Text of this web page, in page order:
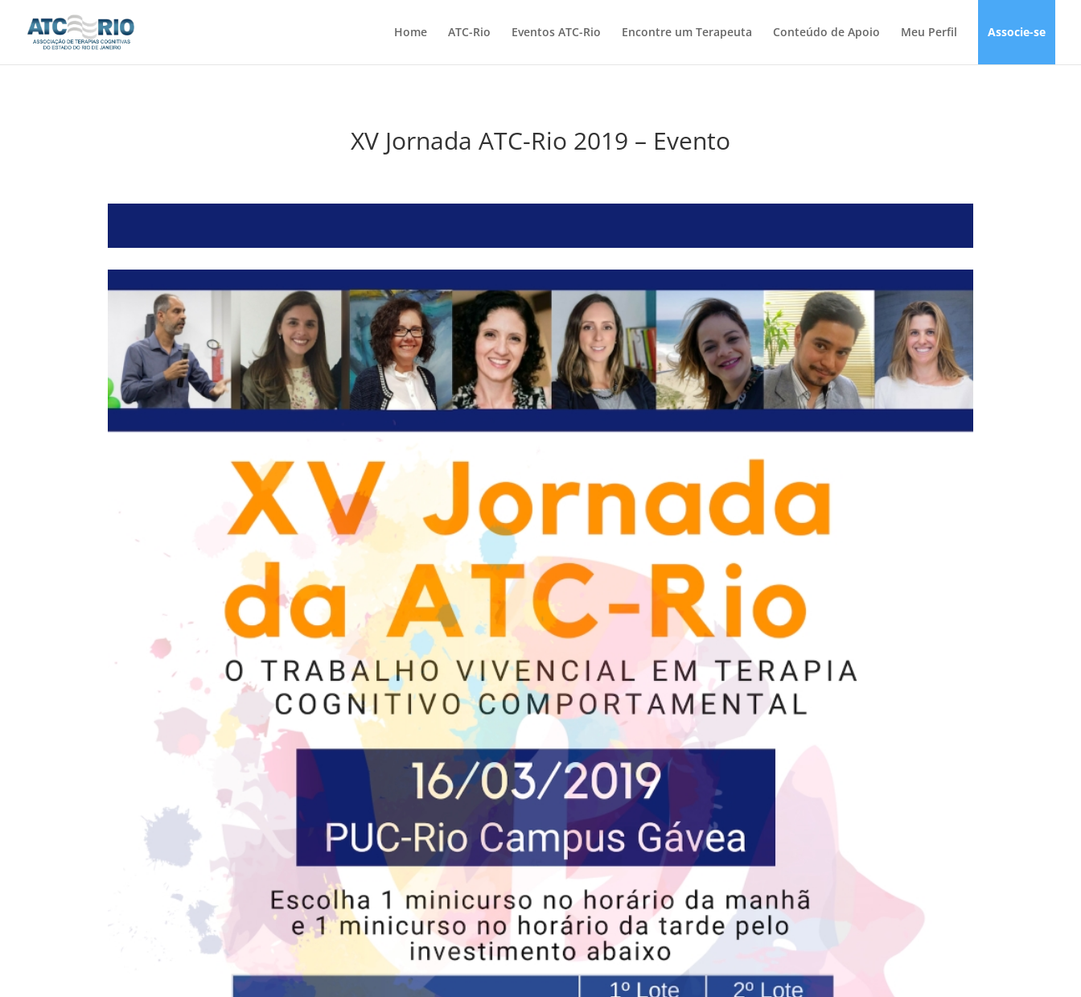
Home ATC-Rio Eventos ATC-Rio Encontre um Terapeuta Conteúdo de Apoio Meu Perfil Associe-se
XV Jornada ATC-Rio 2019 – Evento